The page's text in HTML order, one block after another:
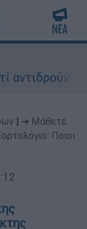
οι ΗΠΑ
➔ Μάθετε
Ποιοι